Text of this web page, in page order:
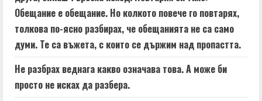
Обещание е обещание. Но колкото повече го повтарях,
толкова по-ясно разбирах, че обещанията не са само
думи. Те са въжета, с които се държим над пропастта.
Не разбрах веднага какво означава това. А може би
просто не исках да разбера.